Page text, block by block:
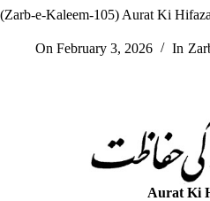
On February 3, 2026 In
Aurat Ki